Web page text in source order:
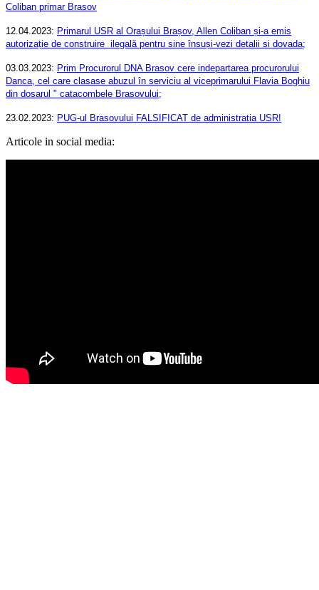
Coliban primar Brasov
12.04.2023: Primarul USR al Orașului Brașov, Allen Coliban și-a emis
autorizație de construire ilegală pentru sine însuși-vezi detalii si dovada;
03.03.2023: Prim Procurorul DNA Brasov cere indepartarea procurorului
Danca, cel care clasase abuzul în serviciu al viceprimarului Flavia Boghiu
din dosarul " catacombele Brasovului;
23.02.2023: PUG-ul Brasovului FALSIFICAT de administratia USR!
Articole in social media: